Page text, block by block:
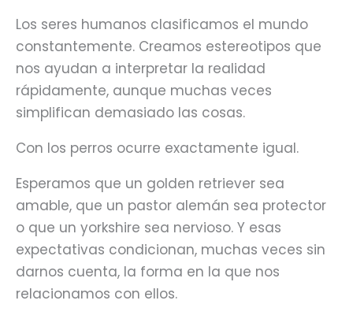
Los seres humanos clasificamos el mundo
constantemente. Creamos estereotipos que
nos ayudan a interpretar la realidad
rápidamente, aunque muchas veces
simplifican demasiado las cosas.
Con los perros ocurre exactamente igual.
Esperamos que un golden retriever sea
amable, que un pastor alemán sea protector
o que un yorkshire sea nervioso. Y esas
expectativas condicionan, muchas veces sin
darnos cuenta, la forma en la que nos
relacionamos con ellos.